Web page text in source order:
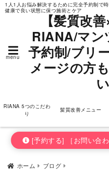
1人1人お悩み解決するために完全予約制で
健康で良い状態に保つ施術とケア
menu
【髪質改
RIANA/マン
予約制/ブリ
メージの方
RIANA 5つのこだわ
り
髪質改善メニュー
[予約する] ［お問い合
ホーム ブログ
ダメージの方も
談ください！